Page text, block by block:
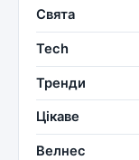
Свята
Tech
Тренди
Цікаве
Велнес